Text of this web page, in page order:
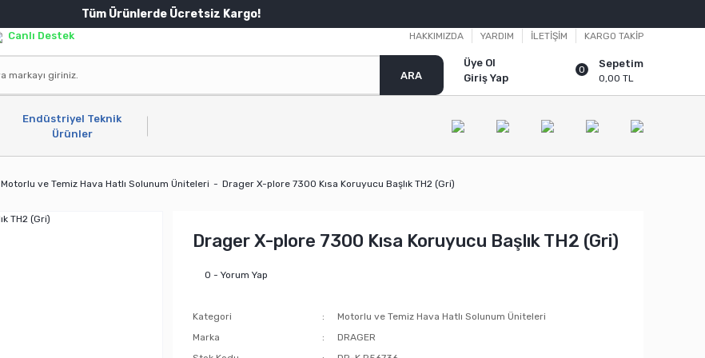
Tüm Ürünlerde Ücretsiz Kargo!
Canlı Destek HAKKIMIZDA YARDIM İLETİŞİM KARGO TAKİP
ARA
Üye Ol
Giriş Yap
0
Sepetim
0,00 TL
Endüstriyel Teknik
Ürünler
Motorlu ve Temiz Hava Hatlı Solunum Üniteleri Drager X-plore 7300 Kısa Koruyucu Başlık TH2 (Gri)
Drager X-plore 7300 Kısa Koruyucu Başlık TH2 (Gri)
0 - Yorum Yap
Kategori
Motorlu ve Temiz Hava Hatlı Solunum Üniteleri
Marka
DRAGER